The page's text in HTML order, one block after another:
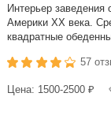
Интерьер
Америки ХХ века.
квадратные
57
Цена: 1500-2500 ₽